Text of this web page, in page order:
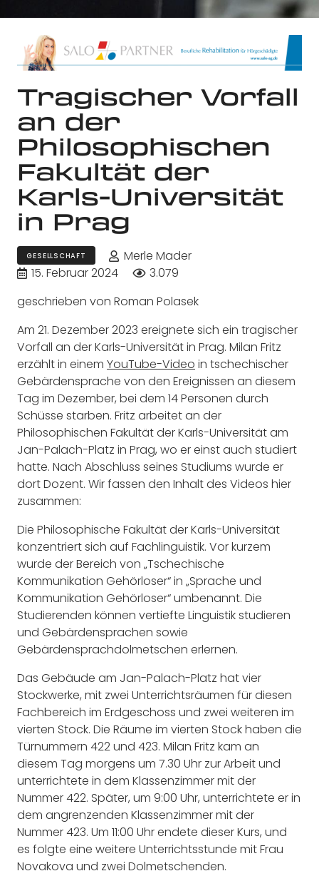
Tragischer Vorfall
an der
Philosophischen
Fakultät der
Karls-Universität
in Prag
GESELLSCHAFT
Merle Mader
15. Februar 2024
3.079
geschrieben von Roman Polasek
Am 21. Dezember 2023 ereignete sich ein tragischer
Vorfall an der Karls-Universität in Prag. Milan Fritz
erzählt in einem YouTube-Video in tschechischer
Gebärdensprache von den Ereignissen an diesem
Tag im Dezember, bei dem 14 Personen durch
Schüsse starben. Fritz arbeitet an der
Philosophischen Fakultät der Karls-Universität am
Jan-Palach-Platz in Prag, wo er einst auch studiert
hatte. Nach Abschluss seines Studiums wurde er
dort Dozent. Wir fassen den Inhalt des Videos hier
zusammen:
Die Philosophische Fakultät der Karls-Universität
konzentriert sich auf Fachlinguistik. Vor kurzem
wurde der Bereich von „Tschechische
Kommunikation Gehörloser“ in „Sprache und
Kommunikation Gehörloser“ umbenannt. Die
Studierenden können vertiefte Linguistik studieren
und Gebärdensprachen sowie
Gebärdensprachdolmetschen erlernen.
Das Gebäude am Jan-Palach-Platz hat vier
Stockwerke, mit zwei Unterrichtsräumen für diesen
Fachbereich im Erdgeschoss und zwei weiteren im
vierten Stock. Die Räume im vierten Stock haben die
Türnummern 422 und 423. Milan Fritz kam an
diesem Tag morgens um 7.30 Uhr zur Arbeit und
unterrichtete in dem Klassenzimmer mit der
Nummer 422. Später, um 9:00 Uhr, unterrichtete er in
dem angrenzenden Klassenzimmer mit der
Nummer 423. Um 11:00 Uhr endete dieser Kurs, und
es folgte eine weitere Unterrichtsstunde mit Frau
Novakova und zwei Dolmetschenden.